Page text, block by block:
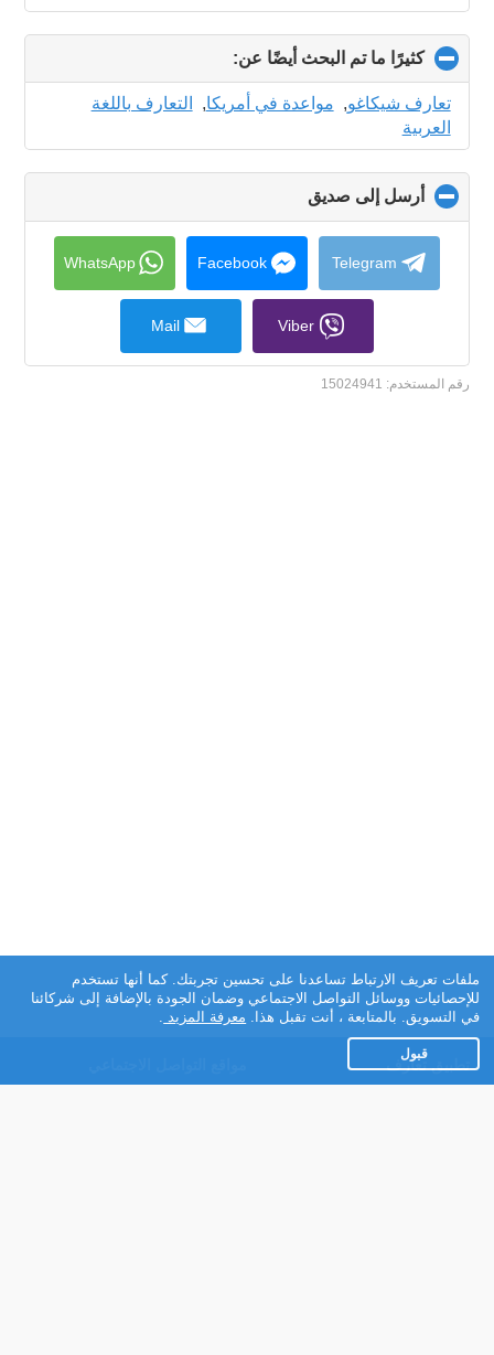
كثيرًا ما تم البحث أيضًا عن:
to
collapse
تعارف شيكاغو, مواعدة في أمريكا,
التعارف باللغة
العربية
أرسل إلى صديق
to
collapse
contents
Telegram
Facebook
WhatsApp
Viber
Mail
رقم المستخدم: 15024941
تطبيق تعارف
ملفات تعريف الارتباط تساعدنا على تحسين تجربتك. كما أنها تستخدم
للإحصائيات ووسائل التواصل الاجتماعي وضمان الجودة بالإضافة إلى شركائنا
في التسويق. بالمتابعة ، أنت تقبل هذا. معرفة المزيد .
قبول